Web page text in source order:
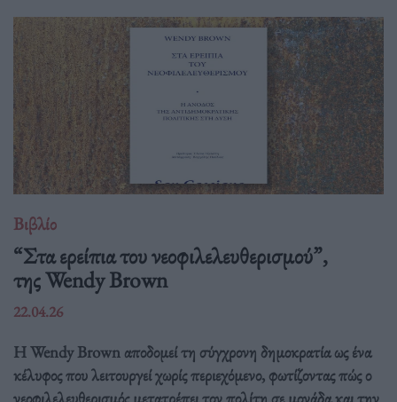
Βιβλίο
“Στα ερείπια του νεοφιλελευθερισμού”,
της Wendy Brown
22.04.26
Η Wendy Brown αποδομεί τη σύγχρονη δημοκρατία ως ένα
κέλυφος που λειτουργεί χωρίς περιεχόμενο, φωτίζοντας πώς ο